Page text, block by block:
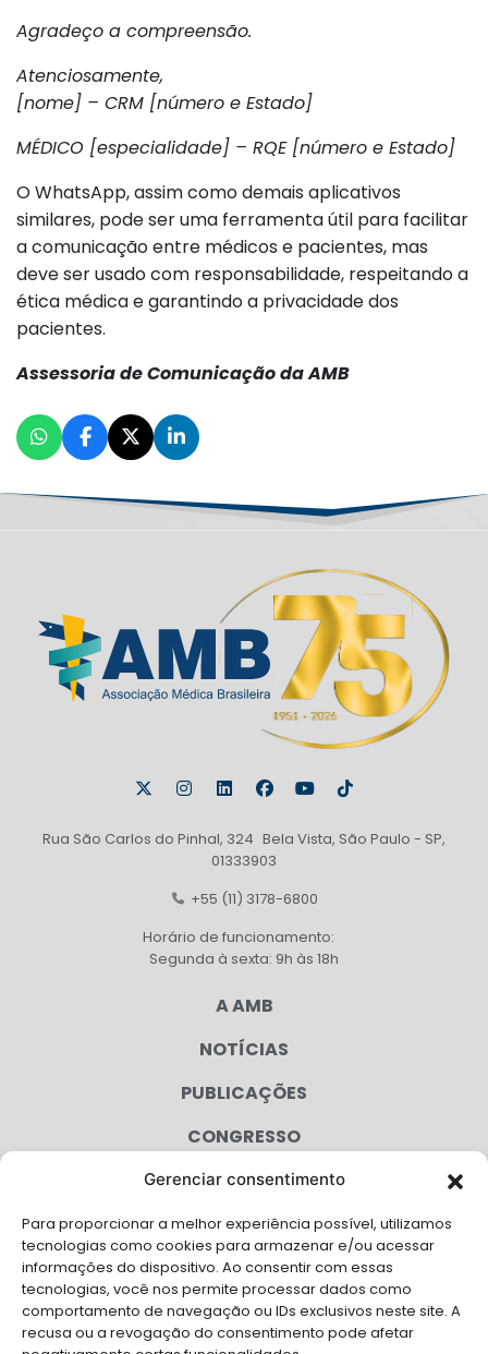
Gerenciar consentimento
Para proporcionar a melhor experiência possível, utilizamos
tecnologias como cookies para armazenar e/ou acessar
informações do dispositivo. Ao consentir com essas
tecnologias, você nos permite processar dados como
comportamento de navegação ou IDs exclusivos neste site. A
recusa ou a revogação do consentimento pode afetar
Agradeço a compreensão.
Atenciosamente,
[nome] – CRM [número e Estado]
MÉDICO [especialidade] – RQE [número e Estado]
O WhatsApp, assim como demais aplicativos
similares, pode ser uma ferramenta útil para facilitar
a comunicação entre médicos e pacientes, mas
deve ser usado com responsabilidade, respeitando a
ética médica e garantindo a privacidade dos
pacientes.
Assessoria de Comunicação da AMB
Rua São Carlos do Pinhal, 324 Bela Vista, São Paulo - SP,
01333903
+55 (11) 3178-6800
Horário de funcionamento:
Segunda à sexta: 9h às 18h
A AMB
NOTÍCIAS
PUBLICAÇÕES
CONGRESSO
AGENDA
CAMPANHAS
SERVIÇOS
FILIADAS